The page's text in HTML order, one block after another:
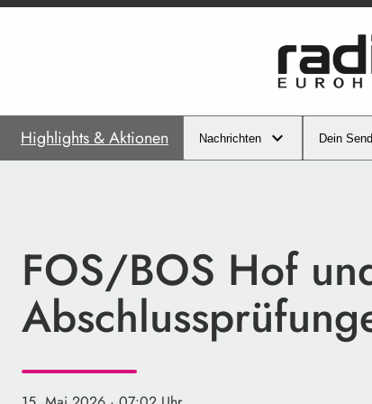
Highlights & Aktionen Nachrichten Dein
FOS/BOS Hof